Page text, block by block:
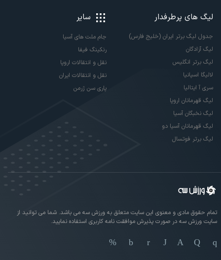
لیگ های پرطرفدار
جدول لیگ برتر ایران (خلیج فارس)
لیگ آزادگان
لیگ برتر انگلیس
لالیگا اسپانیا
سری آ ایتالیا
لیگ قهرمانان اروپا
لیگ نخبگان آسیا
لیگ قهرمانان آسیا دو
لیگ برتر فوتسال
سایر
جام ملت های آسیا
رنکینگ فیفا
نقل و انتقالات اروپا
نقل و انتقالات ایران
پاری سن ژرمن
تمام حقوق مادی و معنوی این سایت متعلق به ورزش سه می باشد. شما می توانید از
سایت ورزش سه در صورت پذیرش موافقت نامه کاربری استفاده نمایید.